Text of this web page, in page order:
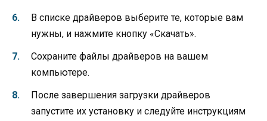
В списке драйверов выберите те, которые вам
нужны, и нажмите кнопку «Скачать».
Сохраните файлы драйверов на вашем
компьютере.
После завершения загрузки драйверов
запустите их установку и следуйте инструкциям